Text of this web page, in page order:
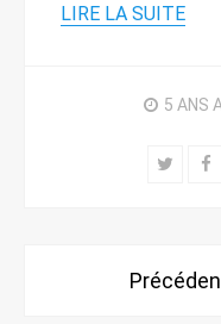
LIRE LA SUITE
5 ANS
Twitter
Pagination